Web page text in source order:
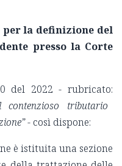
la definizione del
presso la Corte
del 2022 - rubricato:
tributario
- così dispone:
è istituita una sezione